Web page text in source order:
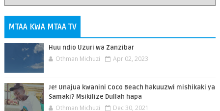
MTAA KWA MTAA TV
Huu ndio Uzuri wa Zanzibar
Othman Michuzi Apr 02, 2023
Je! Unajua kwanini Coco Beach hakuuzwi mishikaki ya
Samaki? Msikilize Dullah hapa
Othman Michuzi Dec 30, 2021